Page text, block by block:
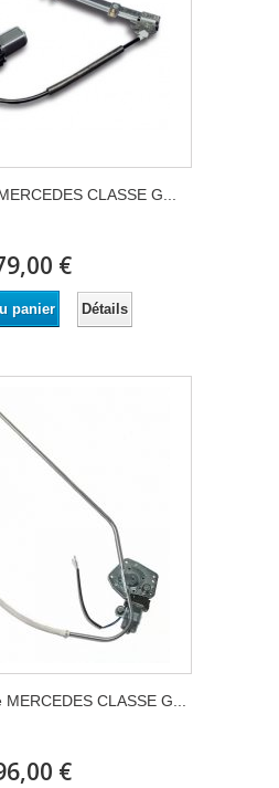
CLASSE G...
€
panier Détails
CLASSE G...
€